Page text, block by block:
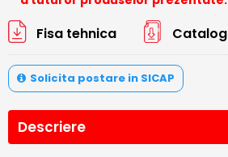
Fisa tehnica Catalog
Solicita postare in SICAP
Descriere